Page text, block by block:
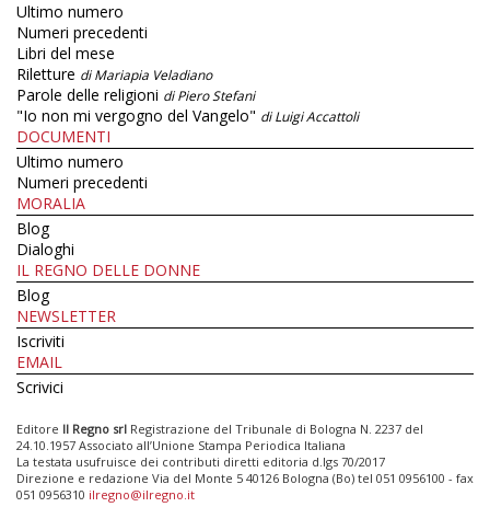
Ultimo numero
Numeri precedenti
Libri del mese
Riletture di Mariapia Veladiano
Parole delle religioni di Piero Stefani
"Io non mi vergogno del Vangelo" di Luigi Accattoli
DOCUMENTI
Ultimo numero
Numeri precedenti
MORALIA
Blog
Dialoghi
IL REGNO DELLE DONNE
Blog
NEWSLETTER
Iscriviti
EMAIL
Scrivici
Editore Il Regno srl Registrazione del Tribunale di Bologna N. 2237 del
24.10.1957 Associato all’Unione Stampa Periodica Italiana
La testata usufruisce dei contributi diretti editoria d.lgs 70/2017
Direzione e redazione Via del Monte 5 40126 Bologna (Bo) tel 051 0956100 - fax
051 0956310 ilregno@ilregno.it